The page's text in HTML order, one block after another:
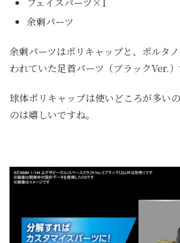
フェイスパーツ×1
余剰パーツ
余剰パーツはポリキャップと、ポルタ
われていた足首パーツ（ブラックVer.）
球体ポリキャップは使いどころが多い
のは嬉しいですね。